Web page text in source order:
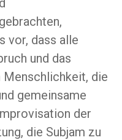
vor, dass alle
und das
die
gemeinsame
der
die Subjam zu